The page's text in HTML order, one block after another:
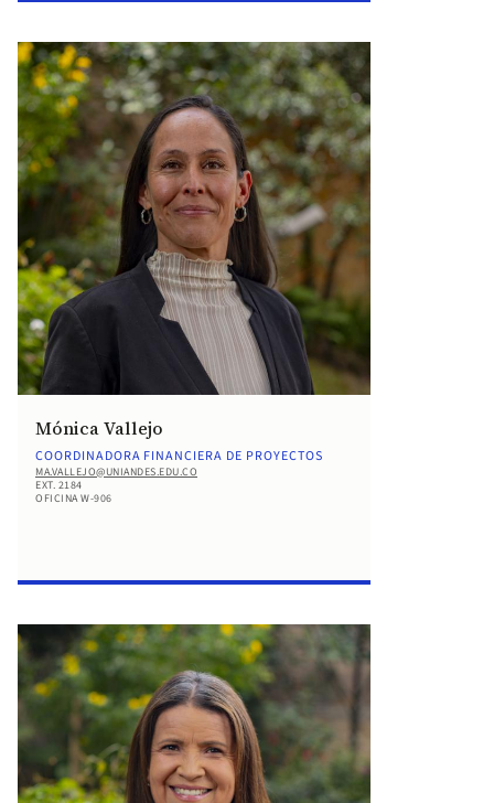
Mónica Vallejo
COORDINADORA FINANCIERA DE PROYECTOS
MA.VALLEJO@UNIANDES.EDU.CO
EXT. 2184
OFICINA W-906